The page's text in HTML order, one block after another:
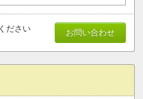
お問い合わせ
ださい